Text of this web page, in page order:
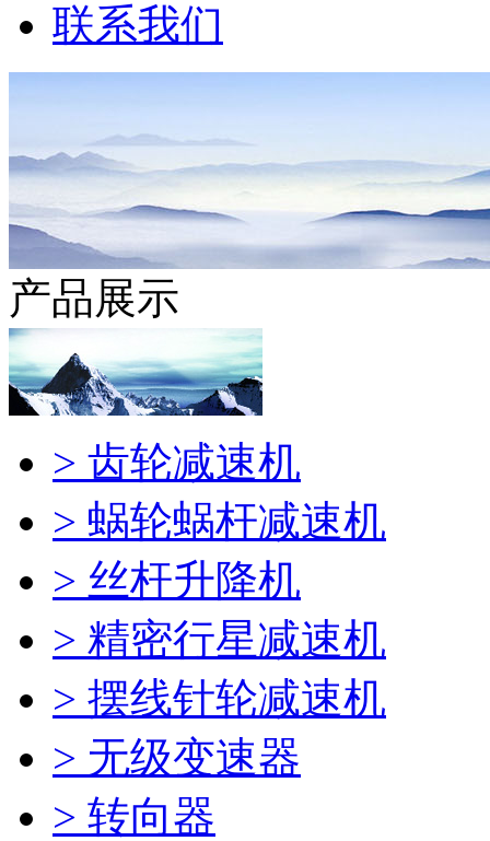
联系我们
产品展示
> 齿轮减速机
> 蜗轮蜗杆减速机
> 丝杆升降机
> 精密行星减速机
> 摆线针轮减速机
> 无级变速器
> 转向器